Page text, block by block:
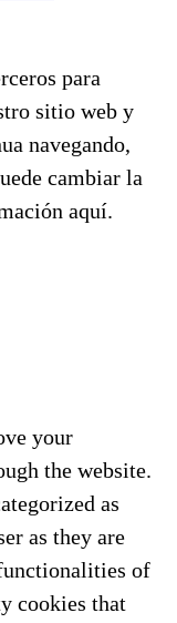
para
sitio web y
navegando,
cambiar la
aquí.
your
the website.
as
as they are
of
cookies that